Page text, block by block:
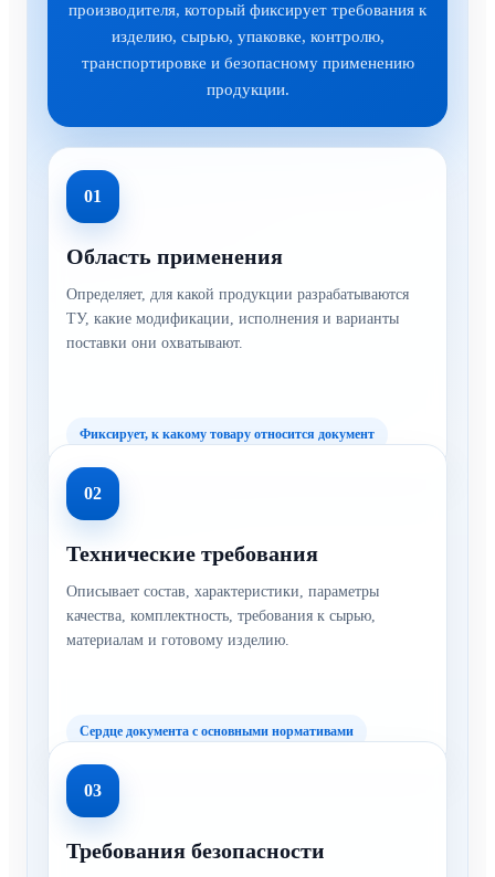
производителя, который фиксирует требования к
изделию, сырью, упаковке, контролю,
транспортировке и безопасному применению
продукции.
01
Область применения
Определяет, для какой продукции разрабатываются
ТУ, какие модификации, исполнения и варианты
поставки они охватывают.
Фиксирует, к какому товару относится документ
02
Технические требования
Описывает состав, характеристики, параметры
качества, комплектность, требования к сырью,
материалам и готовому изделию.
Сердце документа с основными нормативами
03
Требования безопасности